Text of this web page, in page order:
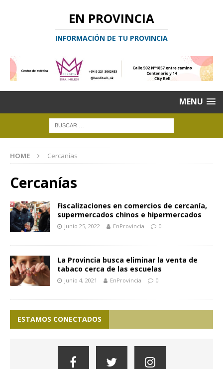
EN PROVINCIA
INFORMACIÓN DE TU PROVINCIA
MENU
HOME Cercanías
Cercanías
Fiscalizaciones en comercios de cercanía,
supermercados chinos e hipermercados
junio 25, 2022 EnProvincia 0
La Provincia busca eliminar la venta de
tabaco cerca de las escuelas
junio 4, 2021 EnProvincia 0
ESTAMOS CONECTADOS